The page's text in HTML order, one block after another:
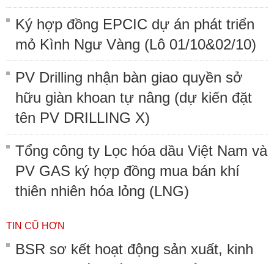
Ký hợp đồng EPCIC dự án phát triển
mỏ Kình Ngư Vàng (Lô 01/10&02/10)
PV Drilling nhận bàn giao quyền sở
hữu giàn khoan tự nâng (dự kiến đặt
tên PV DRILLING X)
Tổng công ty Lọc hóa dầu Việt Nam và
PV GAS ký hợp đồng mua bán khí
thiên nhiên hóa lỏng (LNG)
TIN CŨ HƠN
BSR sơ kết hoạt động sản xuất, kinh